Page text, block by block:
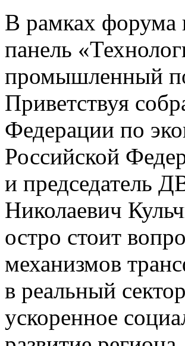
В рамках форума
панель
промышленный
Приветствуя
Федерации по
Российской
и председатель
Николаевич
остро стоит
механизмов
в реальный
ускоренное